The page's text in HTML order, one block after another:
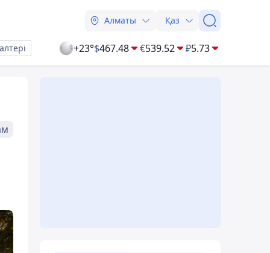
Алматы Қаз
+23°$467.48 €539.52 ₽5.73